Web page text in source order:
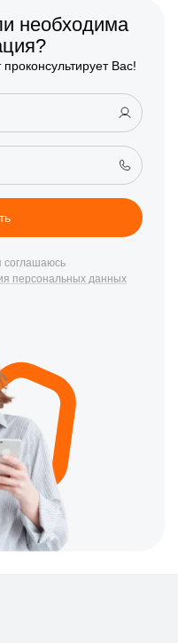
необходима
Вас!
соглашаюсь
персональных данных